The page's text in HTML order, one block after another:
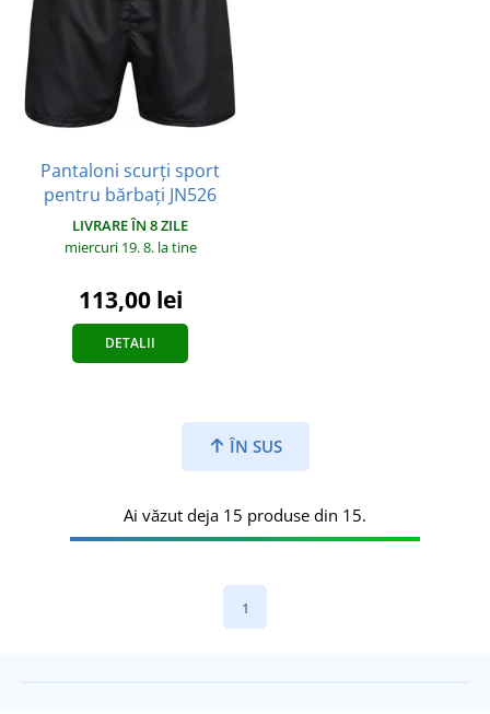
Pantaloni scurți sport
pentru bărbați JN526
LIVRARE ÎN 8 ZILE
miercuri 19. 8. la tine
113,00 lei
DETALII
ÎN SUS
Ai văzut deja 15 produse din 15.
1